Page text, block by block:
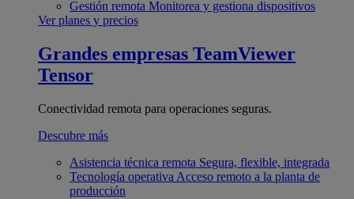
Gestión remota Monitorea y gestiona dispositivos
Ver planes y precios
Grandes empresas TeamViewer
Tensor
Conectividad remota para operaciones seguras.
Descubre más
Asistencia técnica remota Segura, flexible, integrada
Tecnología operativa Acceso remoto a la planta de
producción